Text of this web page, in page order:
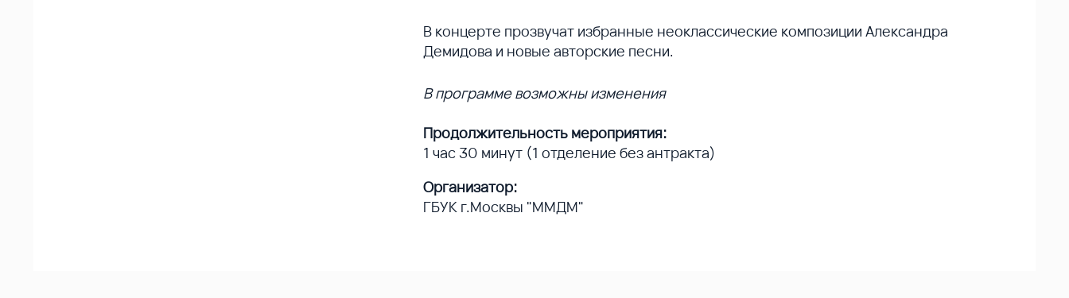
В концерте прозвучат избранные неоклассические композиции Александра
Демидова и новые авторские песни.
В программе возможны изменения
Продолжительность мероприятия:
1 час 30 минут (1 отделение без антракта)
Организатор:
ГБУК г.Москвы "ММДМ"